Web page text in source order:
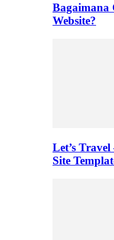
Bagaimana
Website?
Let’s
Site